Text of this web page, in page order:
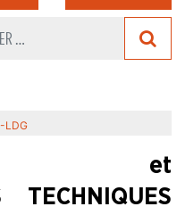
LDG
et
TECHNIQUES